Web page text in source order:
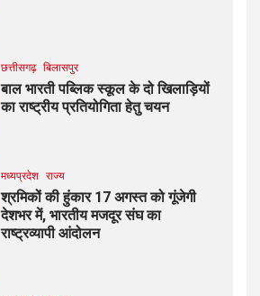
छत्तीसगढ़ बिलासपुर
बाल भारती पब्लिक स्कूल के दो खिलाड़ियों
का राष्ट्रीय प्रतियोगिता हेतु चयन
मध्यप्रदेश राज्य
श्रमिकों की हुंकार 17 अगस्त को गूंजेगी
देशभर में, भारतीय मजदूर संघ का
राष्ट्रव्यापी आंदोलन